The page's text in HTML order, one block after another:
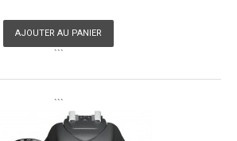
AJOUTER AU PANIER
```
```